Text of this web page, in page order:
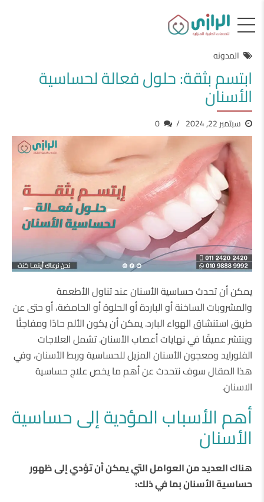
المدونه
ابتسم بثقة: حلول فعالة لحساسية
الأسنان
سبتمبر 22, 2024 0
يمكن أن تحدث حساسية الأسنان عند تناول الأطعمة
والمشروبات الساخنة أو الباردة أو الحلوة أو الحامضة، أو حتى عن
طريق استنشاق الهواء البارد. يمكن أن يكون الألم حادًا ومفاجئًا
وينتشر عميقًا في نهايات أعصاب الأسنان. تشمل العلاجات
الفلورايد ومعجون الأسنان المزيل للحساسية وربط الأسنان، وفي
هذا المقال سوف نتحدث عن أهم ما يخص علاج حساسية
الاسنان.
أهم الأسباب المؤدية إلى حساسية
الأسنان
هناك العديد من العوامل التي يمكن أن تؤدي إلى ظهور
حساسية الأسنان بما في ذلك: